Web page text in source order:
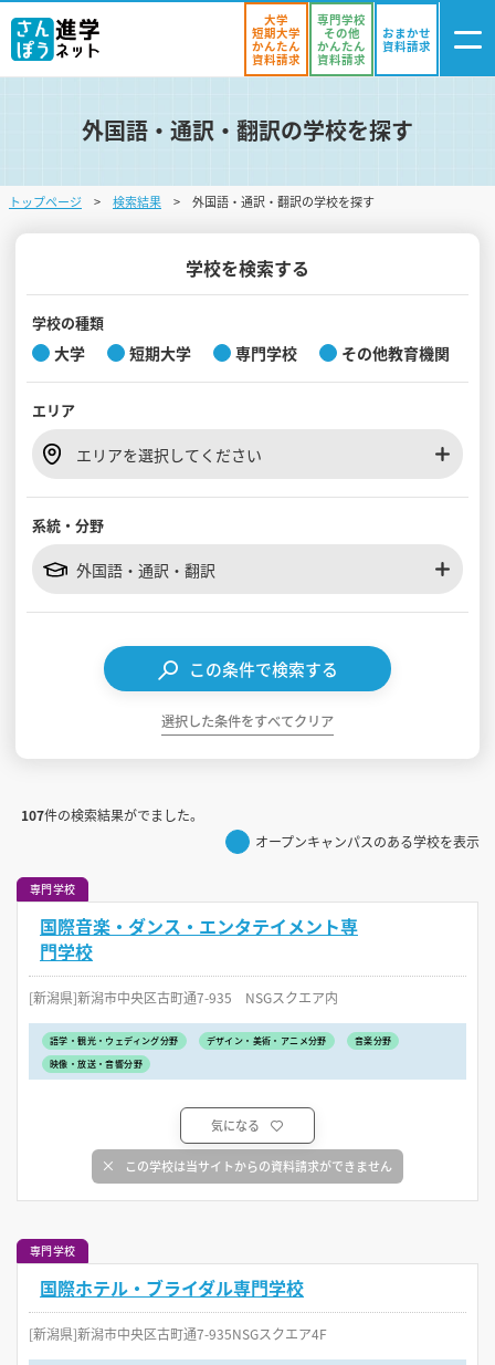
ログイン
・登録
気になる
学校を探す
オープンキャンパスを探す
入試・受験入門
見学会WEB手引書
大学
短期大学
かんたん
資料請求
専門学校
その他
かんたん
資料請求
おまかせ
資料請求
外国語・通訳・翻訳の学校を探す
トップページ 検索結果 外国語・通訳・翻訳の学校を探す
学校を検索する
学校の種類
大学 短期大学 専門学校 その他教育機関
エリア
エリアを選択してください
系統・分野
外国語・通訳・翻訳
この条件で検索する
選択した条件をすべてクリア
107件の検索結果がでました。
オープンキャンパスのある学校を表示
専門学校
国際音楽・ダンス・エンタテイメント専
門学校
[新潟県]新潟市中央区古町通7-935 NSGスクエア内
語学・観光・ウェディング分野 デザイン・美術・アニメ分野
音楽分野
映像・放送・音響分野
気になる
この学校は当サイトからの資料請求ができません
専門学校
国際ホテル・ブライダル専門学校
[新潟県]新潟市中央区古町通7-935NSGスクエア4F